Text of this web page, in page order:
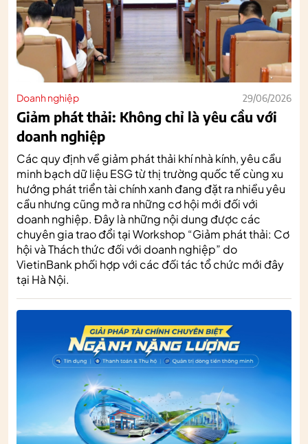
Doanh nghiệp 29/06/2026
Giảm phát thải: Không chỉ là yêu cầu với
doanh nghiệp
Các quy định về giảm phát thải khí nhà kính, yêu cầu
minh bạch dữ liệu ESG từ thị trường quốc tế cùng xu
hướng phát triển tài chính xanh đang đặt ra nhiều yêu
cầu nhưng cũng mở ra những cơ hội mới đối với
doanh nghiệp. Đây là những nội dung được các
chuyên gia trao đổi tại Workshop “Giảm phát thải: Cơ
hội và Thách thức đối với doanh nghiệp” do
VietinBank phối hợp với các đối tác tổ chức mới đây
tại Hà Nội.